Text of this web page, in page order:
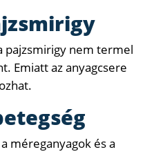
pajzsmirigy nem termel
Emiatt az anyagcsere
méreganyagok és a